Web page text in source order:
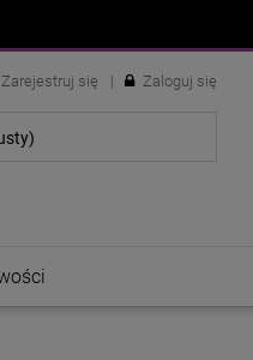
Zarejestruj się Zaloguj się